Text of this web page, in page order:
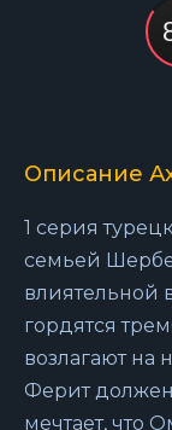
Описание
1 серия
семьей
влиятельной
гордятся
возлагают
Ферит
мечтает, что